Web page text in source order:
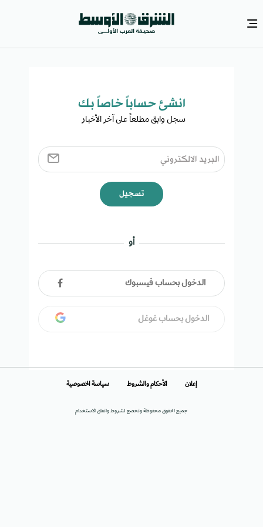
انشئ حساباً خاصاً بك​
سجل وابق مطلعاً على آخر الأخبار ​
تسجيل
أو
الدخول بحساب فيسبوك
الدخول بحساب غوغل
جميع الحقوق محفوظة وتخضع لشروط واتفاق الاستخدام
إعلان الأحكام والشروط سياسة الخصوصية